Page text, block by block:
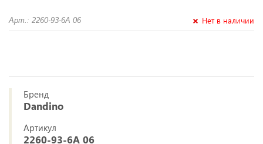
Арт.: 2260-93-6А 06 Нет в наличии
Бренд
Dandino
Артикул
2260-93-6А 06